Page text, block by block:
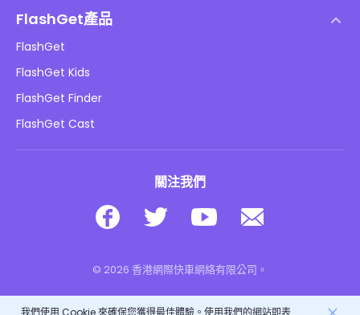
DMCA 政策
隱私政策
廣告政策
不要出售我的資訊
部落格
兒童在線安全
下載
FlashGet產品
FlashGet
FlashGet Kids
FlashGet Finder
FlashGet Cast
關注我們
© 2026 香港網際快車網絡有限公司。
我們使用 Cookie 來確保您獲得最佳體驗。使用我們的網站即表